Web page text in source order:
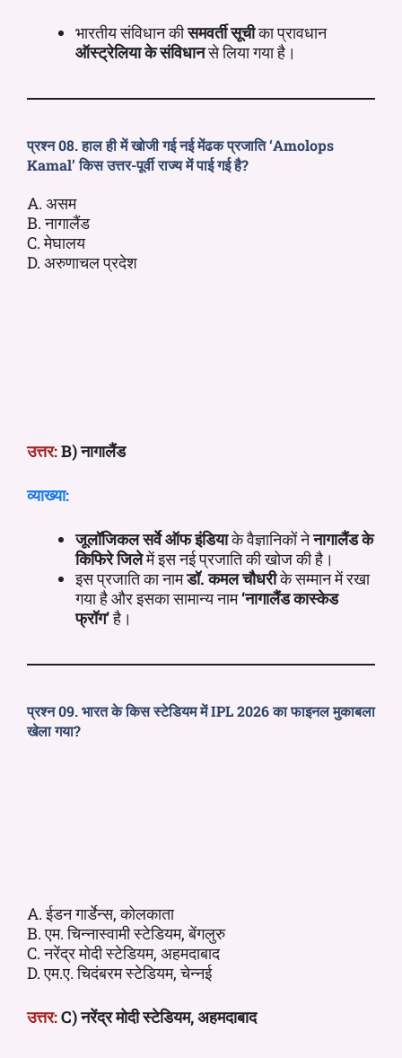
भारतीय संविधान कीसमवर्ती सूचीका प्रावधान
ऑस्ट्रेलिया के संविधानसे लिया गया है।
प्रश्न 08. हाल ही में खोजी गई नई मेंढक प्रजाति ‘Amolops
Kamal’ किस उत्तर-पूर्वी राज्य में पाई गई है?
A. असम
B. नागालैंड
C. मेघालय
D. अरुणाचल प्रदेश
उत्तर:B) नागालैंड
व्याख्या:
जूलॉजिकल सर्वे ऑफ इंडियाके वैज्ञानिकों नेनागालैंड के
किफिरे जिलेमें इस नई प्रजाति की खोज की है।
इस प्रजाति का नामडॉ. कमल चौधरीके सम्मान में रखा
गया है और इसका सामान्य नाम‘नागालैंड कास्केड
फ्रॉग’है।
प्रश्न 09. भारत के किस स्टेडियम में IPL 2026 का फाइनल मुकाबला
खेला गया?
A. ईडन गार्डेन्स, कोलकाता
B. एम. चिन्नास्वामी स्टेडियम, बेंगलुरु
C. नरेंद्र मोदी स्टेडियम, अहमदाबाद
D. एम.ए. चिदंबरम स्टेडियम, चेन्नई
उत्तर:C) नरेंद्र मोदी स्टेडियम, अहमदाबाद